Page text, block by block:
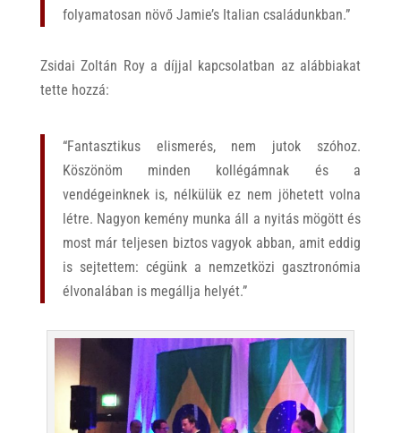
folyamatosan növő Jamie’s Italian családunkban.”
Zsidai Zoltán Roy a díjjal kapcsolatban az alábbiakat
tette hozzá:
“Fantasztikus elismerés, nem jutok szóhoz.
Köszönöm minden kollégámnak és a
vendégeinknek is, nélkülük ez nem jöhetett volna
létre. Nagyon kemény munka áll a nyitás mögött és
most már teljesen biztos vagyok abban, amit eddig
is sejtettem: cégünk a nemzetközi gasztronómia
élvonalában is megállja helyét.”